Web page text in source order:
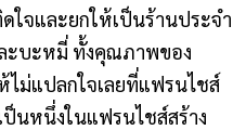
จและยกให้เป็นร้านประจำ
ะบะหมี่ ทั้งคุณภาพของ
ไม่แปลกใจเลยที่แฟรนไชส์
ป็นหนึ่งในแฟรนไชส์สร้าง